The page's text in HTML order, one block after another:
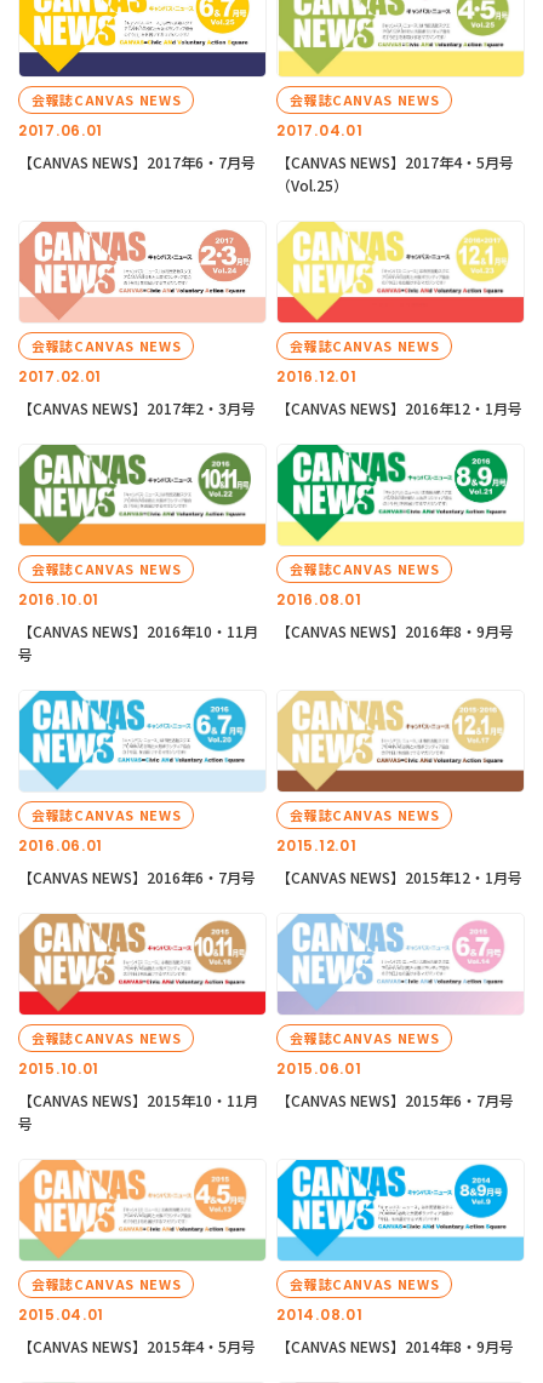
2017.06.01
会報誌CANVAS NEWS
【CANVAS NEWS】2017年6・7月号
2017.04.01
会報誌CANVAS NEWS
【CANVAS NEWS】2017年4・5月号
（Vol.25）
2017.02.01
会報誌CANVAS NEWS
【CANVAS NEWS】2017年2・3月号
2016.12.01
会報誌CANVAS NEWS
【CANVAS NEWS】2016年12・1月号
2016.10.01
会報誌CANVAS NEWS
【CANVAS NEWS】2016年10・11月
号
2016.08.01
会報誌CANVAS NEWS
【CANVAS NEWS】2016年8・9月号
2016.06.01
会報誌CANVAS NEWS
【CANVAS NEWS】2016年6・7月号
2015.12.01
会報誌CANVAS NEWS
【CANVAS NEWS】2015年12・1月号
2015.10.01
会報誌CANVAS NEWS
【CANVAS NEWS】2015年10・11月
号
2015.06.01
会報誌CANVAS NEWS
【CANVAS NEWS】2015年6・7月号
2015.04.01
会報誌CANVAS NEWS
【CANVAS NEWS】2015年4・5月号
2014.08.01
会報誌CANVAS NEWS
【CANVAS NEWS】2014年8・9月号